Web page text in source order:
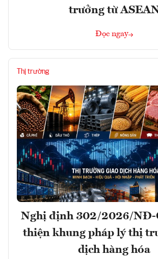
trưởng từ
Đọc ngay
Thị trường
Nghị định 302/2026/NĐ-
thiện khung pháp lý thị
dịch hàng hóa